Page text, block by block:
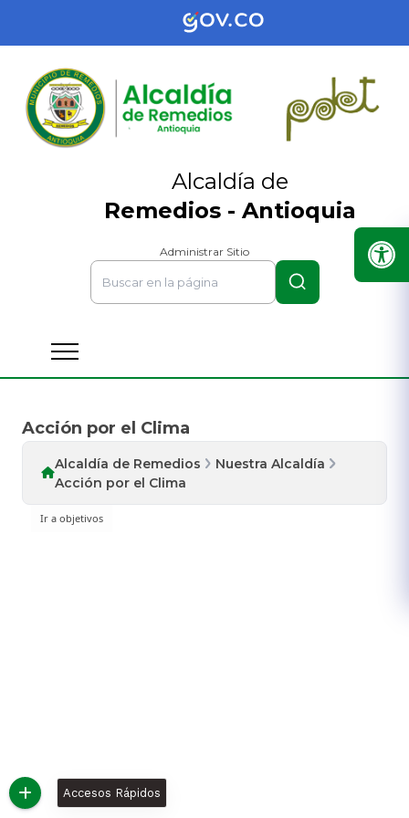
Alcaldía de
Remedios - Antioquia
Administrar Sitio
Acción por el Clima
Alcaldía de Remedios
Nuestra Alcaldía
Acción por el Clima
Accesos Rápidos